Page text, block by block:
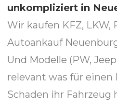
unkompliziert in
Wir kaufen KFZ, LKW,
Autoankauf
Und Modelle (PW,
relevant was für einen
Schaden ihr Fahrzeug